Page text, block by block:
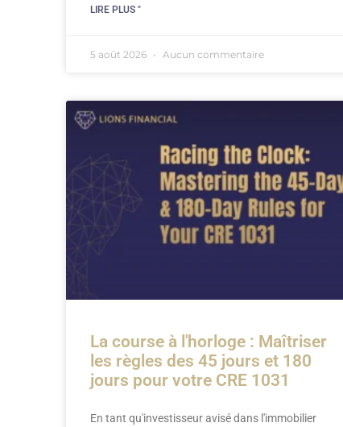
LIRE PLUS "
5 août 2026 Aucun commentaire
La course à l'horloge : Maîtriser
les règles des 45 jours et 180
jours pour votre CRE 1031
En tant qu'investisseur avisé dans l'immobilier